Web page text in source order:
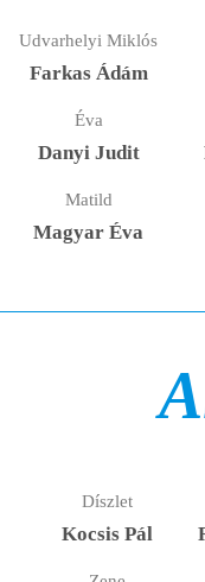
Udvarhelyi Miklós
Farkas Ádám
Éva
Danyi Judit
Matild
Magyar Éva
Díszlet
Kocsis Pál